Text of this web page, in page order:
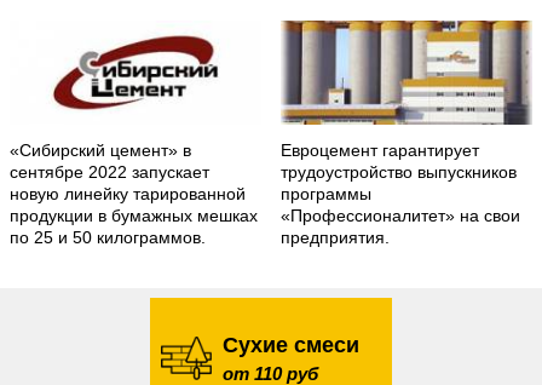
«Сибирский цемент» в
сентябре 2022 запускает
новую линейку тарированной
продукции в бумажных мешках
по 25 и 50 килограммов.
Евроцемент гарантирует
трудоустройство выпускников
программы
«Профессионалитет» на свои
предприятия.
Сухие смеси
от 110 руб